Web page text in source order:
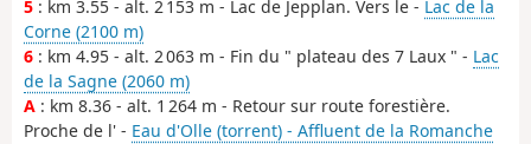
5 : km 3.55 - alt. 2 153 m - Lac de Jepplan. Vers le - Lac de la
Corne (2100 m)
6 : km 4.95 - alt. 2 063 m - Fin du " plateau des 7 Laux " - Lac
de la Sagne (2060 m)
A : km 8.36 - alt. 1 264 m - Retour sur route forestière.
Proche de l' - Eau d'Olle (torrent) - Affluent de la Romanche